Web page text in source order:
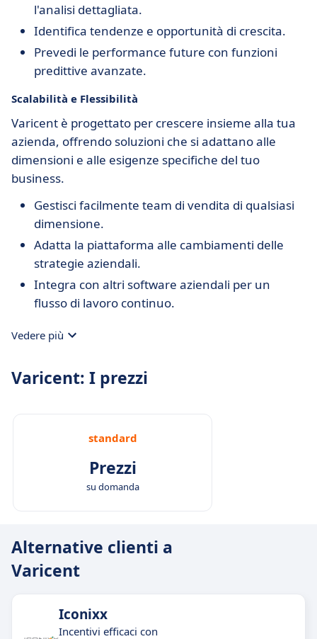
l'analisi dettagliata.
Identifica tendenze e opportunità di crescita.
Prevedi le performance future con funzioni
predittive avanzate.
Scalabilità e Flessibilità
Varicent è progettato per crescere insieme alla tua
azienda, offrendo soluzioni che si adattano alle
dimensioni e alle esigenze specifiche del tuo
business.
Gestisci facilmente team di vendita di qualsiasi
dimensione.
Adatta la piattaforma alle cambiamenti delle
strategie aziendali.
Integra con altri software aziendali per un
flusso di lavoro continuo.
Vedere più
Varicent: I prezzi
standard
Prezzi
su domanda
Alternative clienti a
Varicent
Iconixx
Incentivi efficaci con